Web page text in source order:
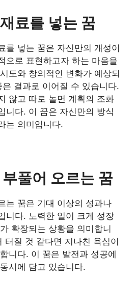
료를 넣는 꿈
를 넣는 꿈은 자신만의 개성이
으로 표현하고자 하는 마음을
도와 창의적인 변화가 예상되
결과로 이어질 수 있습니다.
않고 따로 놀면 계획의 조화
니다. 이 꿈은 자신만의 방식
는 의미입니다.
풀어 오르는 꿈
는 꿈은 기대 이상의 성과나
니다. 노력한 일이 크게 성장
확장되는 상황을 의미합니
터질 것 같다면 지나친 욕심이
니다. 이 꿈은 발전과 성공에
시에 담고 있습니다.